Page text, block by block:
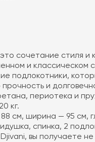
сочетание стиля и
и классическом
подлокотники,
и
периотека и
кг.
см, ширина — 95 см,
спинка, 2
вы получаете